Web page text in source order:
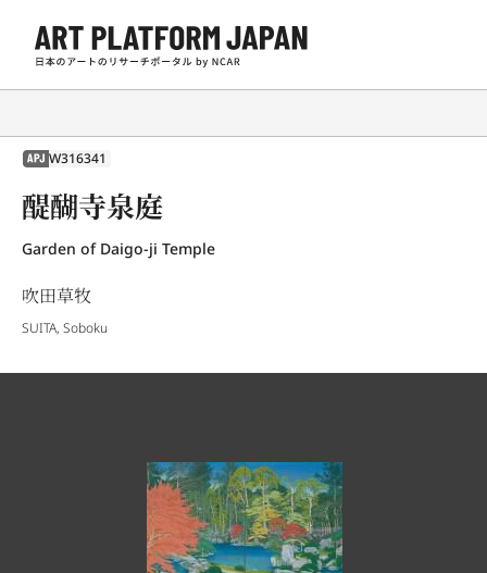
APJ W316341
醍醐寺泉庭
Garden of Daigo-ji Temple
吹田草牧
SUITA, Soboku